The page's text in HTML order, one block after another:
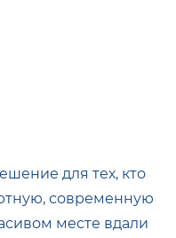
для тех, кто
современную
месте вдали